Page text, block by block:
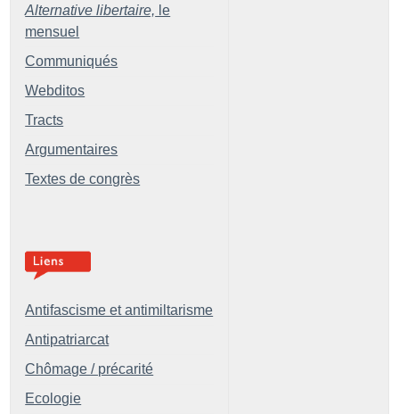
Alternative libertaire, le
mensuel
Communiqués
Webditos
Tracts
Argumentaires
Textes de congrès
Antifascisme et antimiltarisme
Antipatriarcat
Chômage / précarité
Ecologie